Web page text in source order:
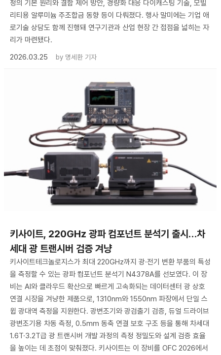
정의 기본 원리와 결함 제어 방안, 경량화 대응 다이캐스팅 기술, 모빌
리티용 알루미늄 주조합금 동향 등이 다뤄졌다. 행사 말미에는 기업 애
로기술 상담도 함께 진행돼 연구기관과 산업 현장 간 접점을 넓히는 자
리가 마련됐다.
2026.03.25
by 명세환 기자
키사이트, 220GHz 광파 컴포넌트 분석기 출시…차
세대 광 트랜시버 검증 겨냥
키사이트테크놀로지스가 최대 220GHz까지 광·전기 변환 부품의 특성
을 측정할 수 있는 광파 컴포넌트 분석기 N4378A를 선보였다. 이 장
비는 AI와 클라우드 확산으로 빠르게 고속화되는 데이터센터 광 상호
연결 시장을 겨냥한 제품으로, 1310nm와 1550nm 파장에서 단일 스
윕 광대역 측정을 지원한다. 광변조기와 광검출기 검증, 듀얼 드라이브
광변조기용 차동 측정, 0.5mm 동축 연결 보호 구조 등을 통해 차세대
1.6T·3.2T급 광 트랜시버 개발 과정의 측정 정밀도와 설계 검증 효율
을 높이는 데 초점이 맞춰졌다. 키사이트는 이 장비를 OFC 2026에서